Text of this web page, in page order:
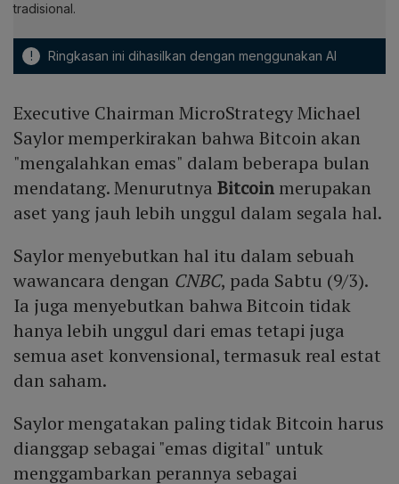
tradisional.
! Ringkasan ini dihasilkan dengan menggunakan AI
Executive Chairman MicroStrategy Michael
Saylor memperkirakan bahwa Bitcoin akan
"mengalahkan emas" dalam beberapa bulan
mendatang. Menurutnya Bitcoin merupakan
aset yang jauh lebih unggul dalam segala hal.
Saylor menyebutkan hal itu dalam sebuah
wawancara dengan CNBC, pada Sabtu (9/3).
Ia juga menyebutkan bahwa Bitcoin tidak
hanya lebih unggul dari emas tetapi juga
semua aset konvensional, termasuk real estat
dan saham.
Saylor mengatakan paling tidak Bitcoin harus
dianggap sebagai "emas digital" untuk
menggambarkan perannya sebagai